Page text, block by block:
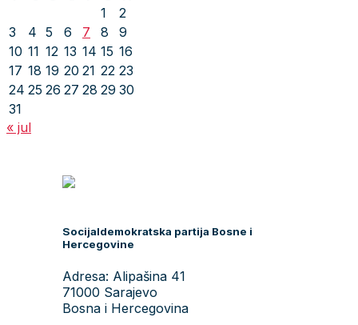
1
2
3
4 5 6 7 8
9
10 11 12 13 14 15 16
17 18 19 20 21 22 23
24 25 26 27 28 29 30
31
« jul
Socijaldemokratska partija Bosne i
Hercegovine
Adresa: Alipašina 41
71000 Sarajevo
Bosna i Hercegovina